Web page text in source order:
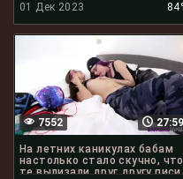
01 Дек 2023
27:59
7552
На летних каникулах бабам
настолько стало скучно, что
те вылизали друг другу писи